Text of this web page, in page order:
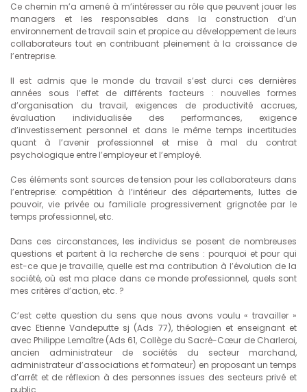
Ce chemin m’a amené à m’intéresser au rôle que peuvent jouer les
managers et les responsables dans la construction d’un
environnement de travail sain et propice au développement de leurs
collaborateurs tout en contribuant pleinement à la croissance de
l’entreprise.
Il est admis que le monde du travail s’est durci ces dernières
années sous l’effet de différents facteurs : nouvelles formes
d’organisation du travail, exigences de productivité accrues,
évaluation individualisée des performances, exigence
d’investissement personnel et dans le même temps incertitudes
quant à l’avenir professionnel et mise à mal du contrat
psychologique entre l’employeur et l’employé.
Ces éléments sont sources de tension pour les collaborateurs dans
l’entreprise: compétition à l’intérieur des départements, luttes de
pouvoir, vie privée ou familiale progressivement grignotée par le
temps professionnel, etc.
Dans ces circonstances, les individus se posent de nombreuses
questions et partent à la recherche de sens : pourquoi et pour qui
est-ce que je travaille, quelle est ma contribution à l’évolution de la
société, où est ma place dans ce monde professionnel, quels sont
mes critères d’action, etc. ?
C’est cette question du sens que nous avons voulu « travailler »
avec Etienne Vandeputte sj (Ads 77), théologien et enseignant et
avec Philippe Lemaître (Ads 61, Collège du Sacré-Cœur de Charleroi,
ancien administrateur de sociétés du secteur marchand,
administrateur d’associations et formateur) en proposant un temps
d’arrêt et de réflexion à des personnes issues des secteurs privé et
public.